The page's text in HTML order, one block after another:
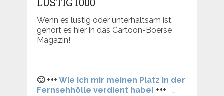
LUSTIG 1000
Wenn es lustig oder unterhaltsam ist,
gehört es hier in das Cartoon-Boerse
Magazin!
🙂 +++ Wie ich mir meinen Platz in der
Fernsehhölle verdient habe! +++ …